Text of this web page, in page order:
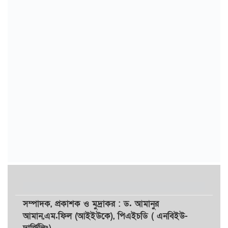
সম্পাদক, প্রকাশকওমুদ্রাকর: ড. আমানুর
আমান,এম.ফিল (আইইউকে), পিএইচডি ( এনবিইউ-